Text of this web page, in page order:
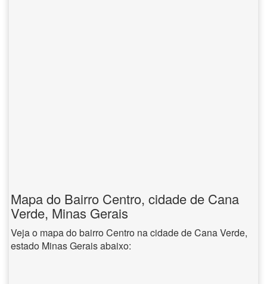
Mapa do Bairro Centro, cidade de Cana
Verde, Minas Gerais
Veja o mapa do bairro Centro na cidade de Cana Verde,
estado Minas Gerais abaixo: